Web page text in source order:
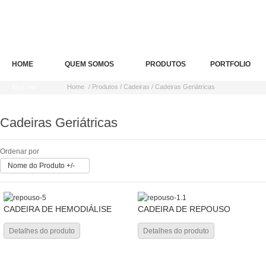
HOME QUEM SOMOS PRODUTOS PORTFOLIO
Home / Produtos / Cadeiras / Cadeiras Geriátricas
Cadeiras Geriátricas
Ordenar por
Nome do Produto +/-
CADEIRA DE HEMODIÁLISE
Detalhes do produto
CADEIRA DE REPOUSO
Detalhes do produto